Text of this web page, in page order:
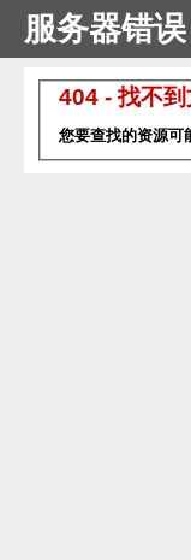
服务器错误
404 - 找不到
您要查找的资源可